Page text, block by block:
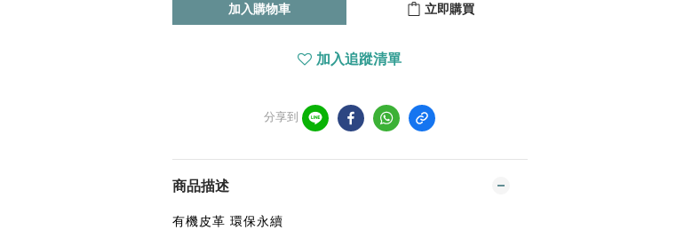
加入購物車 立即購買
加入追蹤清單
分享到
商品描述
有機皮革 環保永續